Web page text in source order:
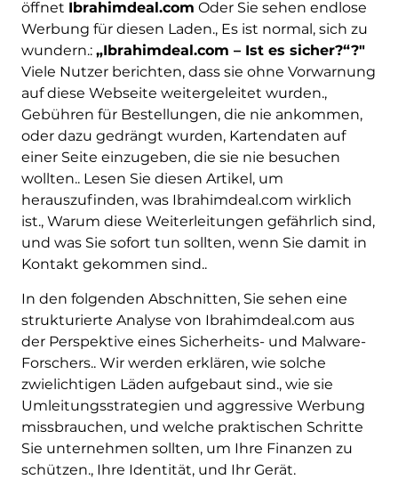
öffnet Ibrahimdeal.com Oder Sie sehen endlose
Werbung für diesen Laden., Es ist normal, sich zu
wundern.: „Ibrahimdeal.com – Ist es sicher?“?"
Viele Nutzer berichten, dass sie ohne Vorwarnung
auf diese Webseite weitergeleitet wurden.,
Gebühren für Bestellungen, die nie ankommen,
oder dazu gedrängt wurden, Kartendaten auf
einer Seite einzugeben, die sie nie besuchen
wollten.. Lesen Sie diesen Artikel, um
herauszufinden, was Ibrahimdeal.com wirklich
ist., Warum diese Weiterleitungen gefährlich sind,
und was Sie sofort tun sollten, wenn Sie damit in
Kontakt gekommen sind..
In den folgenden Abschnitten, Sie sehen eine
strukturierte Analyse von Ibrahimdeal.com aus
der Perspektive eines Sicherheits- und Malware-
Forschers.. Wir werden erklären, wie solche
zwielichtigen Läden aufgebaut sind., wie sie
Umleitungsstrategien und aggressive Werbung
missbrauchen, und welche praktischen Schritte
Sie unternehmen sollten, um Ihre Finanzen zu
schützen., Ihre Identität, und Ihr Gerät.